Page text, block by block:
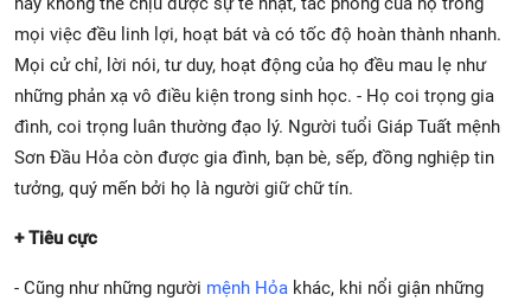
mọi việc đều linh lợi, hoạt bát và có tốc độ hoàn thành nhanh.
Mọi cử chỉ, lời nói, tư duy, hoạt động của họ đều mau lẹ như
những phản xạ vô điều kiện trong sinh học. - Họ coi trọng gia
đình, coi trọng luân thường đạo lý. Người tuổi Giáp Tuất mệnh
Sơn Đầu Hỏa còn được gia đình, bạn bè, sếp, đồng nghiệp tin
tưởng, quý mến bởi họ là người giữ chữ tín.
+ Tiêu cực
- Cũng như những người mệnh Hỏa khác, khi nổi giận những